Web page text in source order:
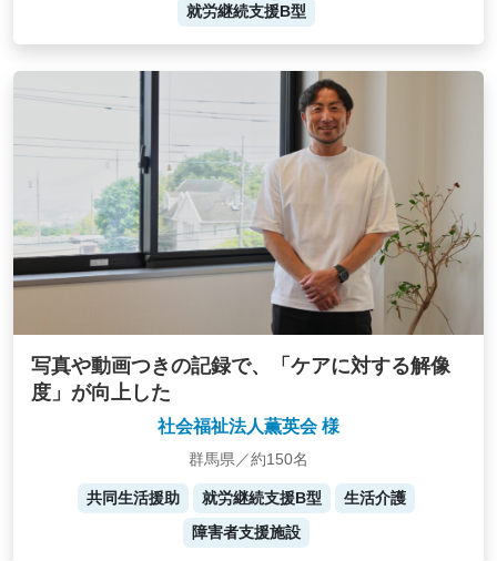
就労継続支援B型
写真や動画つきの記録で、「ケアに対する解像
度」が向上した
社会福祉法人薫英会 様
群馬県／約150名
共同生活援助 就労継続支援B型
生活介護
障害者支援施設